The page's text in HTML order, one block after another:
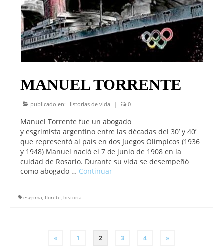
MANUEL TORRENTE
publicado en: Historias de vida | 0
Manuel Torrente fue un abogado
y esgrimista argentino entre las décadas del 30’ y 40’
que representó al país en dos Juegos Olímpicos (1936
y 1948) Manuel nació el 7 de junio de 1908 en la
cuidad de Rosario. Durante su vida se desempeñó
como abogado … Continuar
esgrima, florete, historia
PAGINACIÓN
« 1 2 3 4 »